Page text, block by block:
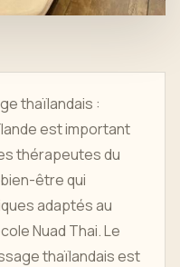
thaïlandais :
est important
thérapeutes du
être qui
adaptés au
Nuad Thai. Le
thaïlandais est